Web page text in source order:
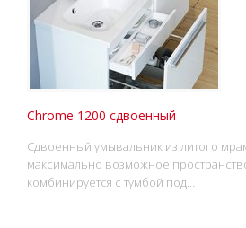
Chrome 1200 сдвоенный
Сдвоенный умывальник из литого
максимально возможное
комбинируется с тумбой под…